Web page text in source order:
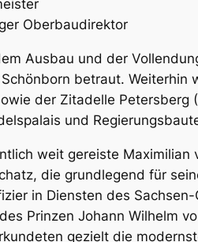
Oberbaudirektor
Ausbau und der
betraut. Weiterhin
der Zitadelle
und
weit gereiste Maximilian
die grundlegend für
in Diensten des
Prinzen Johann Wilhelm
gezielt die